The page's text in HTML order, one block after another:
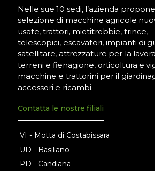
Nelle sue 10 sedi, l’azienda
selezione di macchine agricole
usate, trattori, mietitrebbie, trince,
telescopici, escavatori, impianti di
satellitare, attrezzature per la
terreni e fienagione, orticoltura e
macchine e trattorini per il
accessori e ricambi.
Contatta le nostre filiali
VI - Motta di Costabissara
UD - Basiliano
PD - Candiana